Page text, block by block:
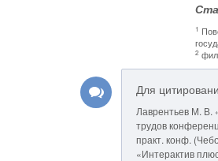
1
2
Для
Лаврентьев М. В.
трудов
практ. конф.
«Интерактив